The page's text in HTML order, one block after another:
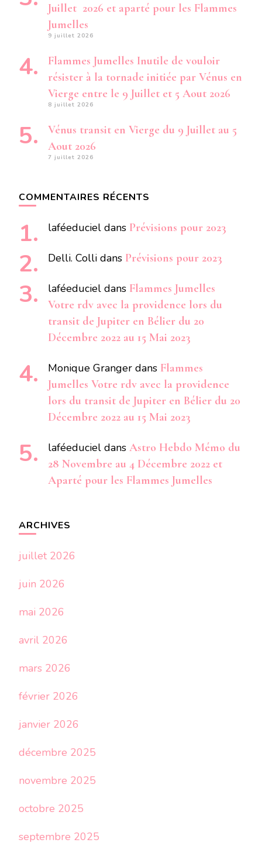
Juillet 2026 et aparté pour les Flammes
Jumelles
9 juillet 2026
Flammes Jumelles Inutile de vouloir
résister à la tornade initiée par Vénus en
Vierge entre le 9 Juillet et 5 Aout 2026
8 juillet 2026
Vénus transit en Vierge du 9 Juillet au 5
Aout 2026
7 juillet 2026
COMMENTAIRES RÉCENTS
laféeduciel dans Prévisions pour 2023
Delli. Colli dans Prévisions pour 2023
laféeduciel dans Flammes Jumelles
Votre rdv avec la providence lors du
transit de Jupiter en Bélier du 20
Décembre 2022 au 15 Mai 2023
Monique Granger dans Flammes
Jumelles Votre rdv avec la providence
lors du transit de Jupiter en Bélier du 20
Décembre 2022 au 15 Mai 2023
laféeduciel dans Astro Hebdo Mémo du
28 Novembre au 4 Décembre 2022 et
Aparté pour les Flammes Jumelles
ARCHIVES
juillet 2026
juin 2026
mai 2026
avril 2026
mars 2026
février 2026
janvier 2026
décembre 2025
novembre 2025
octobre 2025
septembre 2025